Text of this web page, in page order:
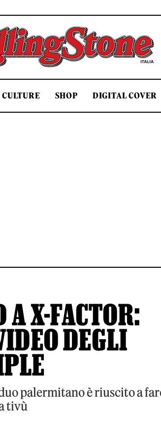
Rolling Stone Italia
CULTURE SHOP DIGITAL COVER
A X-FACTOR:
DEGLI
palermitano è riuscito a
tivù